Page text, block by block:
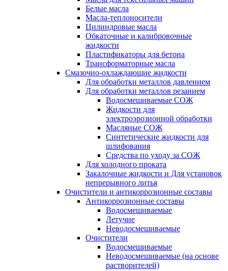
Белые масла
Масла-теплоносители
Цилиндровые масла
Обкаточные и калибровочные
жидкости
Пластификаторы для бетона
Трансформаторные масла
Смазочно-охлаждающие жидкости
Для обработки металлов давлением
Для обработки металлов резанием
Водосмешиваемые СОЖ
Жидкости для
электроэрозионной обработки
Масляные СОЖ
Синтетические жидкости для
шлифования
Средства по уходу за СОЖ
Для холодного проката
Закалочные жидкости и Для установок
непрерывного литья
Очистители и антикоррозионные составы
Антикоррозионные составы
Водосмешиваемые
Летучие
Неводосмешиваемые
Очистители
Водосмешиваемые
Неводосмешиваемые (на основе
растворителей)